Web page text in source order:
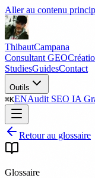
Aller au contenu
ThibautCampana
Consultant GEO
StudiesGuidesContact
Outils
⌘KENAudit SEO IA
Retour au glossaire
Glossaire